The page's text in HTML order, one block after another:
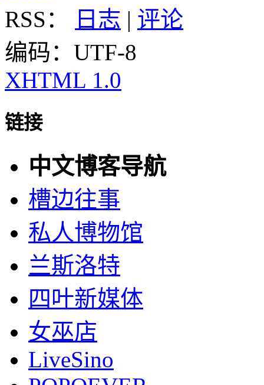
RSS：
日志 | 评论
编码：UTF-8
XHTML 1.0
链接
中文博客导航
槽边往事
私人博物馆
兰斯洛特
四叶新媒体
女巫店
LiveSino